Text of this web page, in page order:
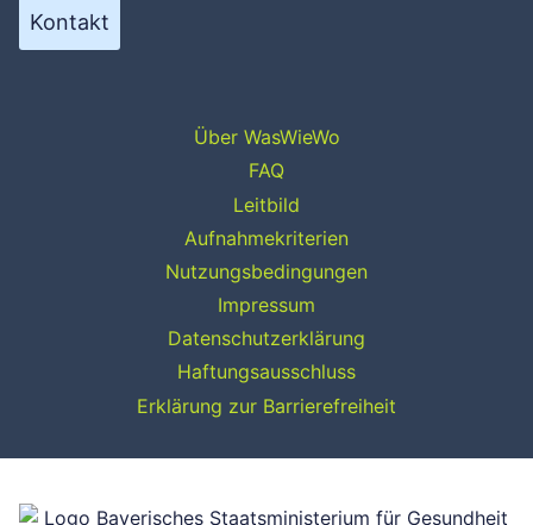
Kontakt
Über WasWieWo
FAQ
Leitbild
Aufnahmekriterien
Nutzungsbedingungen
Impressum
Datenschutzerklärung
Haftungsausschluss
Erklärung zur Barrierefreiheit